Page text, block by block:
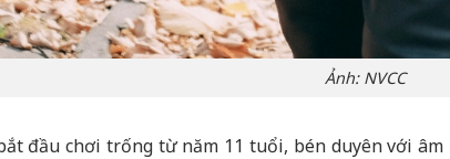
Ảnh: NVCC
đầu chơi trống từ năm 11 tuổi, bén duyên với